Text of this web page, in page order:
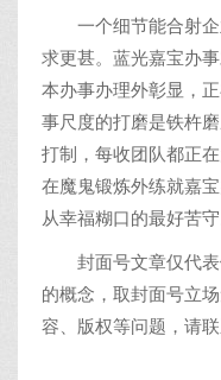
一个细节能合射企
求更甚。蓝光嘉宝办
本办事办理外彰显，
事尺度的打磨是铁杵
打制，每收团队都正
在魔鬼锻炼外练就嘉
从幸福糊口的最好苦守
封面号文章仅代表
的概念，取封面号立
容、版权等问题，请联